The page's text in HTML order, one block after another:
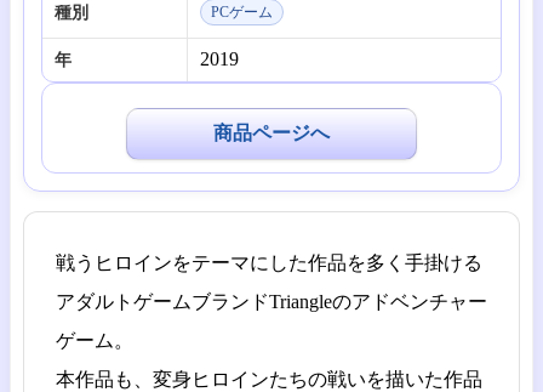
商品ページへ
種別 PCゲーム
年 2019
戦うヒロインをテーマにした作品を多く手掛ける
アダルトゲームブランドTriangleのアドベンチャー
ゲーム。
本作品も、変身ヒロインたちの戦いを描いた作品